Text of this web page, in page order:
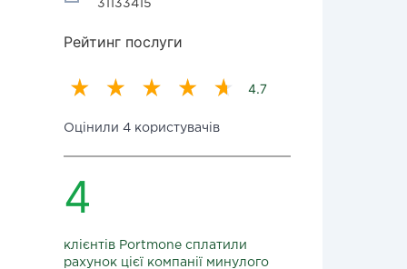
31133415
Рейтинг послуги
4.7
Оцінили 4 користувачів
4
клієнтів Portmone сплатили
рахунок цієї компанії минулого